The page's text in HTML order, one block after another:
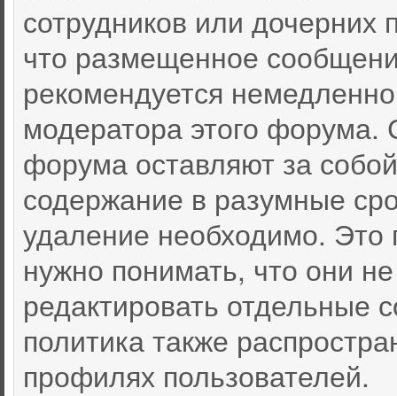
сотрудников или дочерних
что размещенное
рекомендуется
модератора этого форума.
форума оставляют за
содержание в разумные
удаление необходимо. Это
нужно понимать, что они
редактировать отдельные
политика также
профилях пользователей.